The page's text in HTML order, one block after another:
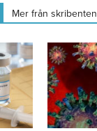
Mer från skribenten